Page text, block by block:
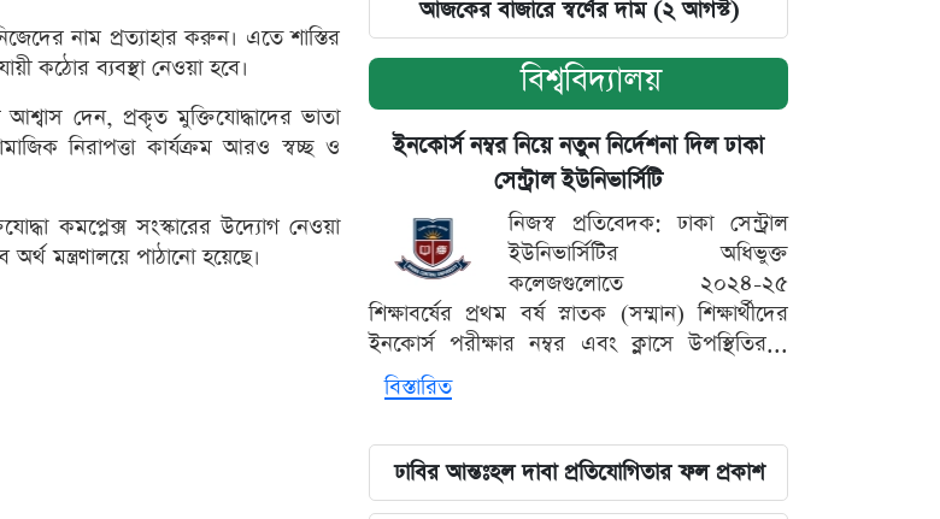
নাম প্রত্যাহার করুন। এতে শাস্তির
কঠোর ব্যবস্থা নেওয়া হবে।
আশ্বাস দেন, প্রকৃত মুক্তিযোদ্ধাদের ভাতা
নিরাপত্তা কার্যক্রম আরও স্বচ্ছ ও
কমপ্লেক্স সংস্কারের উদ্যোগ নেওয়া
মন্ত্রণালয়ে পাঠানো হয়েছে।
আজকের বাজারে স্বর্ণের দাম (২ আগস্ট)
বিশ্ববিদ্যালয়
ইনকোর্স নম্বর নিয়ে নতুন নির্দেশনা দিল ঢাকা
সেন্ট্রাল ইউনিভার্সিটি
নিজস্ব প্রতিবেদক: ঢাকা সেন্ট্রাল
ইউনিভার্সিটির অধিভুক্ত
কলেজগুলোতে ২০২৪-২৫
শিক্ষাবর্ষের প্রথম বর্ষ স্নাতক (সম্মান) শিক্ষার্থীদের
ইনকোর্স পরীক্ষার নম্বর এবং ক্লাসে উপস্থিতির...
বিস্তারিত
ঢাবির আন্তঃহল দাবা প্রতিযোগিতার ফল প্রকাশ